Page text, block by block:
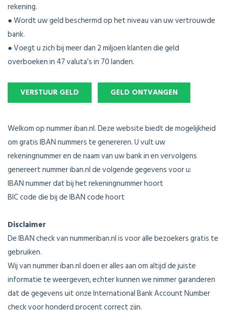
rekening.
● Wordt uw geld beschermd op het niveau van uw vertrouwde
bank.
● Voegt u zich bij meer dan 2 miljoen klanten die geld
overboeken in 47 valuta’s in 70 landen.
VERSTUUR GELD GELD ONTVANGEN
Welkom op nummer iban.nl. Deze website biedt de mogelijkheid
om gratis IBAN nummers te genereren. U vult uw
rekeningnummer en de naam van uw bank in en vervolgens
genereert nummer iban.nl de volgende gegevens voor u:
IBAN nummer dat bij het rekeningnummer hoort
BIC code die bij de IBAN code hoort
Disclaimer
De IBAN check van nummeriban.nl is voor alle bezoekers gratis te
gebruiken.
Wij van nummer iban.nl doen er alles aan om altijd de juiste
informatie te weergeven, echter kunnen we nimmer garanderen
dat de gegevens uit onze International Bank Account Number
check voor honderd procent correct zijn.